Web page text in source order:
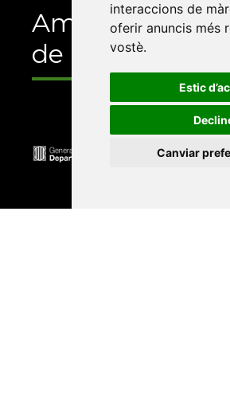
interaccions de
oferir anuncis més
vostè.
Estic
Canviar
Amb el suport
de